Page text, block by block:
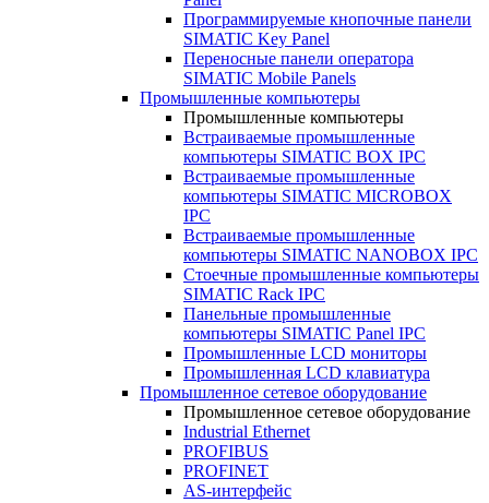
Программируемые кнопочные панели
SIMATIC Key Panel
Переносные панели оператора
SIMATIC Mobile Panels
Промышленные компьютеры
Промышленные компьютеры
Встраиваемые промышленные
компьютеры SIMATIC BOX IPC
Встраиваемые промышленные
компьютеры SIMATIC MICROBOX
IPC
Встраиваемые промышленные
компьютеры SIMATIC NANOBOX IPC
Стоечные промышленные компьютеры
SIMATIC Rack IPC
Панельные промышленные
компьютеры SIMATIC Panel IPC
Промышленные LCD мониторы
Промышленная LCD клавиатура
Промышленное сетевое оборудование
Промышленное сетевое оборудование
Industrial Ethernet
PROFIBUS
PROFINET
AS-интерфейс